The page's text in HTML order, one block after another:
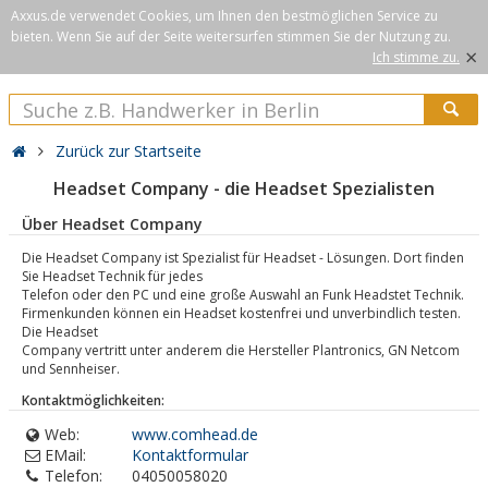
Axxus.de verwendet Cookies, um Ihnen den bestmöglichen Service zu
bieten. Wenn Sie auf der Seite weitersurfen stimmen Sie der Nutzung zu.
Ich stimme zu. ×
Zurück zur Startseite
Headset Company - die Headset Spezialisten
Über Headset Company
Die Headset Company ist Spezialist für Headset - Lösungen. Dort finden
Sie Headset Technik für jedes
Telefon oder den PC und eine große Auswahl an Funk Headstet Technik.
Firmenkunden können ein Headset kostenfrei und unverbindlich testen.
Die Headset
Company vertritt unter anderem die Hersteller Plantronics, GN Netcom
und Sennheiser.
Kontaktmöglichkeiten:
Web:
www.comhead.de
EMail:
Kontaktformular
Telefon:
04050058020